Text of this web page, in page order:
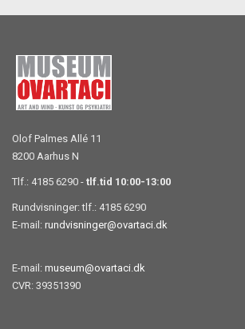
Olof Palmes Allé 11
8200 Aarhus N
Tlf.: 4185 6290 - tlf.tid 10:00-13:00
Rundvisninger: tlf.: 4185 6290
E-mail: rundvisninger@ovartaci.dk
E-mail: museum@ovartaci.dk
CVR: 39351390